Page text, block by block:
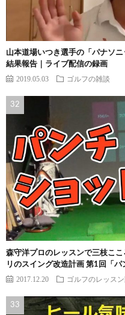
山本道場いつき選手の「パナソ
結果報告｜ライブ配信の録画
2019.05.03 ゴルフの雑談
森守洋プロのレッスンで三枝こ
リのスイング改造計画 第1回「パ
2017.12.20 ゴルフのレッス